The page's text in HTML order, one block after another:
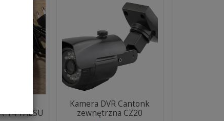
14 YAESU
Kamera DVR Cantonk
zewnętrzna CZ20